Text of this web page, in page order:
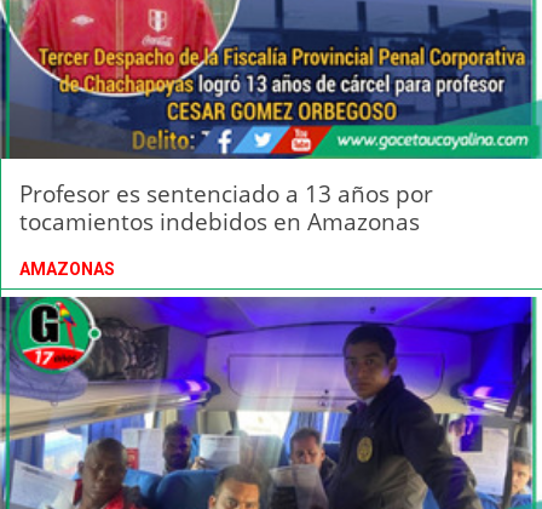
Profesor es sentenciado a 13 años por
tocamientos indebidos en Amazonas
AMAZONAS